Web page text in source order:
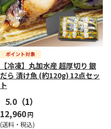
【冷凍】丸加水産 超厚切り 銀
だら 漬け魚 (約120g) 12点セッ
ト
5.0 （1）
12,960円
(送料・税込)